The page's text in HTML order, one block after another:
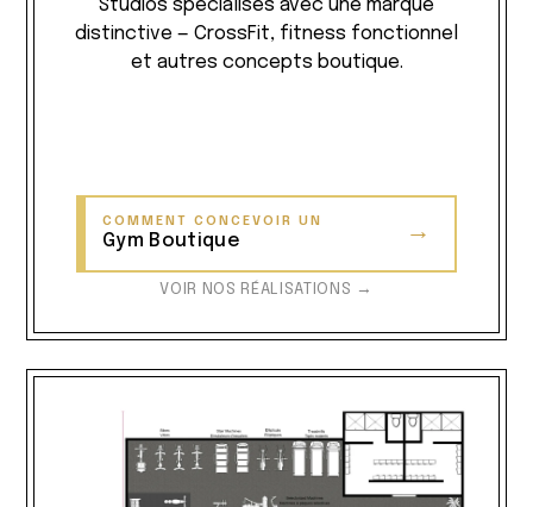
Studios spécialisés avec une marque
distinctive — CrossFit, fitness fonctionnel
et autres concepts boutique.
COMMENT CONCEVOIR UN
Gym Boutique →
VOIR NOS RÉALISATIONS →